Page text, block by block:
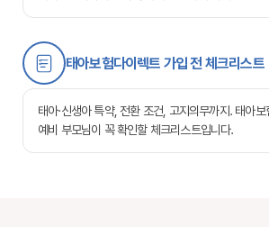
태아보험다이렉트 가입 전 체크리스트
태아·신생아 특약, 전환 조건, 고지의무까지. 태아
예비 부모님이 꼭 확인할 체크리스트입니다.